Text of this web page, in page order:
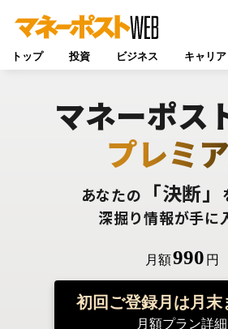
トップ 投資 ビジネス キャリア
マネーポス
プレミ
あなたの 「決断」
深掘り情報が手に
月額990 円
初回ご登録月は月末
月額プラン詳細